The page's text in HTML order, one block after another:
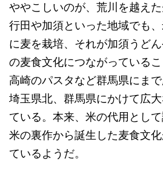
ややこしいのが、荒川を越え
行田や加須といった地域でも
に麦を栽培、それが加須うど
の麦食文化につながっている
高崎のパスタなど群馬県にま
埼玉県北、群馬県にかけて広
ている。本来、米の代用とし
米の裏作から誕生した麦食文
ているようだ。